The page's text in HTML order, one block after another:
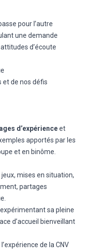
pour l’autre
une demande
d’écoute
et de nos défis
d’expérienceet
apportés par les
et en binôme.
mises en situation,
partages
sa pleine
d’accueil bienveillant
de la CNV